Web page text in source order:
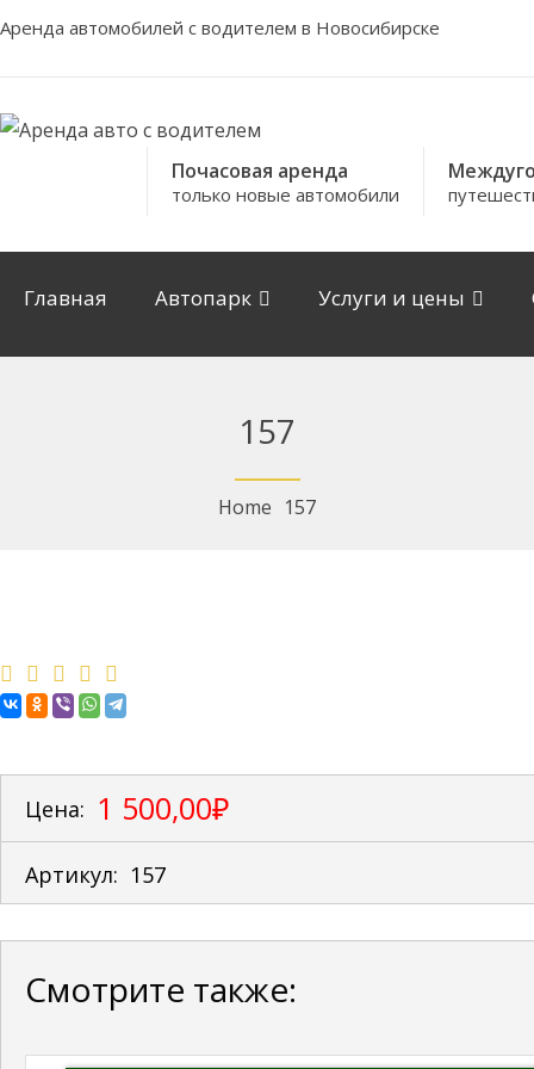
Аренда автомобилей с водителем в Новосибирске
Почасовая аренда
только новые автомобили
Главная Автопарк Услуги и цены
157
Home 157
Цена: 1 500,00₽
Артикул: 157
Смотрите также: